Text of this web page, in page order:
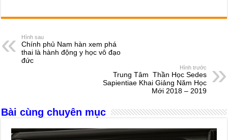
c
e
b
o
ss
n
at
A
e
d
s
er ail ar
Hình sau
Chính phủ Nam hàn xem phá
thai là hành động y học vô đạo
đức
Hình trước
Trung Tâm Thần Học Sedes
Sapientiae Khai Giảng Năm Học
Mới 2018 – 2019
Bài cùng chuyên mục